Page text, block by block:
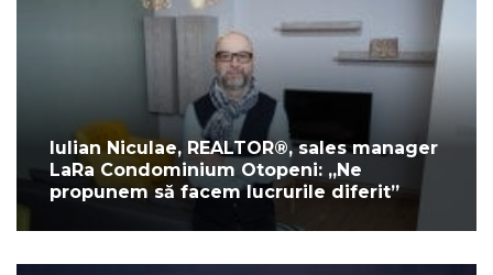
Iulian Niculae, REALTOR®, sales manager
LaRa Condominium Otopeni: „Ne
propunem să facem lucrurile diferit”